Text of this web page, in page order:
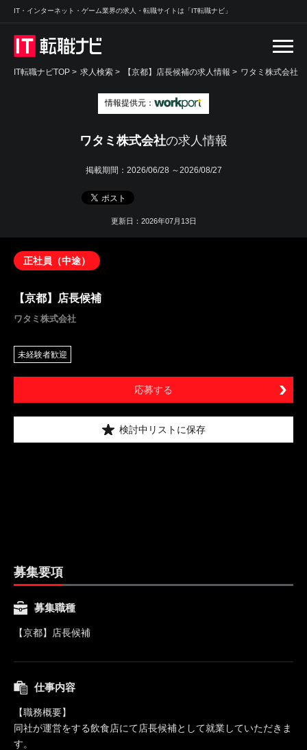
IT・インターネット・ゲーム業界の求人・転職サイトは「IT転職ナビ」
IT転職ナビTOP > 求人検索 > 【京都】店長候補の求人情報 > ワタミ株式会社
情報提供元：
ワタミ株式会社の求人情報
掲載期間： 2026/06/28 ～2026/08/27
更新日：2026年07月13日
正社員（中途）
【京都】店長候補
ワタミ株式会社
未経験者歓迎
応募する
検討中リストに保存
募集要項
募集職種
【京都】店長候補
仕事内容
【職務概要】
同社が運営をする飲食店にて店長候補として就業していただきま
す。